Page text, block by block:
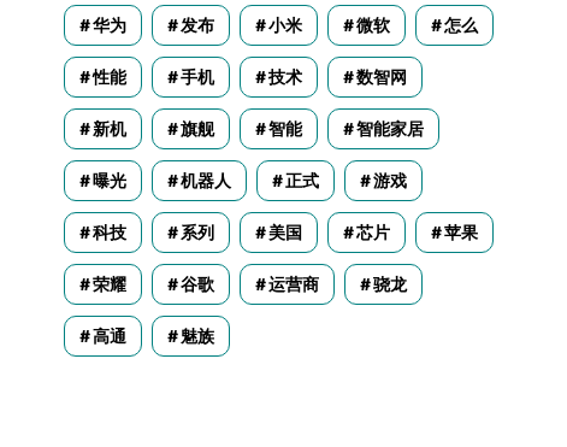
华为 发布 小米 微软 怎么
性能 手机 技术 数智网
新机 旗舰 智能 智能家居
曝光 机器人 正式 游戏
科技 系列 美国 芯片 苹果
荣耀 谷歌 运营商 骁龙
高通 魅族